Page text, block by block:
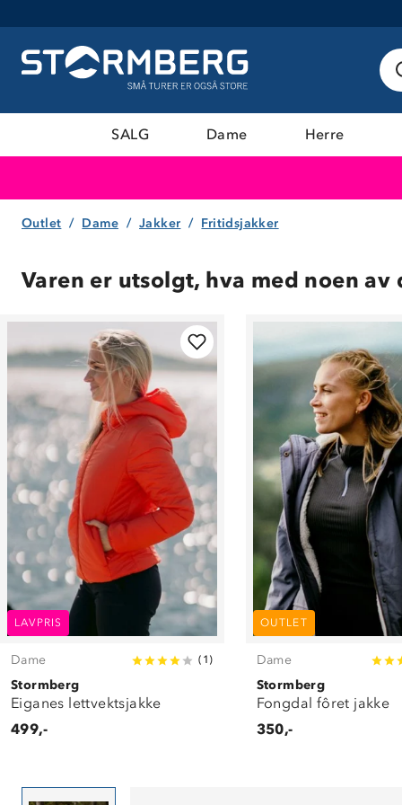
SALG Dame Herre
Outlet Dame Jakker Fritidsjakker
Varen er utsolgt, hva med noen av
LAVPRIS
Dame ( 1 )
Stormberg
Eiganes lettvektsjakke
499,-
OUTLET
Dame
Stormberg
Fongdal fôret jakke
350,-